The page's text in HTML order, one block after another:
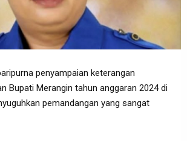
penyampaian keterangan
Bupati Merangin tahun anggaran 2024 di
pemandangan yang sangat